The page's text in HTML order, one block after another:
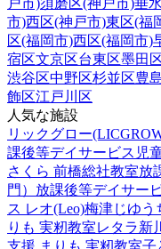
戸市)須磨区(神戸市)垂
市)西区(神戸市)東区(福
区(福岡市)西区(福岡市)
宿区文京区台東区墨田
渋谷区中野区杉並区豊
飾区江戸川区
人気な施設
リックグロー
課後等デイサービス 児
さくら 前橋総社教室放
門） 放課後等デイサー
ス レオ(Leo)梅津じゆう
りも 実籾教室レタラ新川